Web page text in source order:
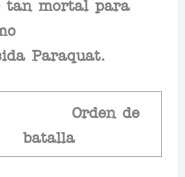
tan mortal para
Paraquat.
de
batalla